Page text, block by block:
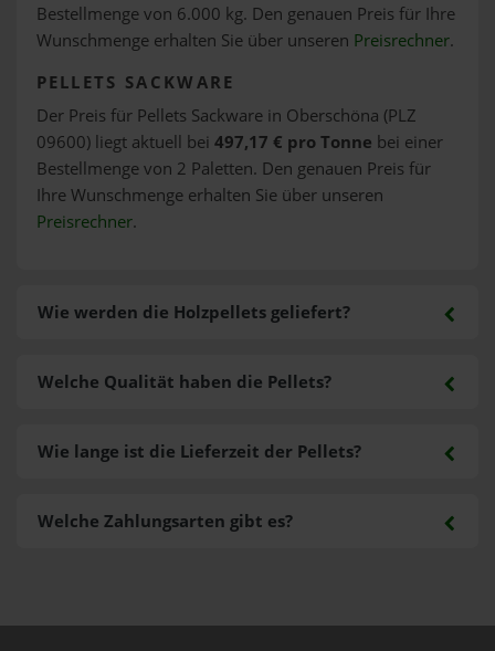
Bestellmenge von 6.000 kg. Den genauen Preis für Ihre
Wunschmenge erhalten Sie über unseren Preisrechner.
PELLETS SACKWARE
Der Preis für Pellets Sackware in Oberschöna (PLZ
09600) liegt aktuell bei 497,17 € pro Tonne bei einer
Bestellmenge von 2 Paletten. Den genauen Preis für
Ihre Wunschmenge erhalten Sie über unseren
Preisrechner.
Wie werden die Holzpellets geliefert?
Welche Zahlungsarten gibt es?
Welche Qualität haben die Pellets?
Wie lange ist die Lieferzeit der Pellets?